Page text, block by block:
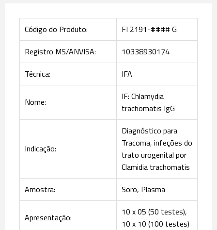
Código do Produto:
FI 2191-#### G
Registro MS/ANVISA:
10338930174
Técnica:
IFA
Nome:
IF: Chlamydia
trachomatis IgG
Indicação:
Diagnóstico para
Tracoma, infeções do
trato urogenital por
Clamidia trachomatis
Amostra:
Soro, Plasma
Apresentação:
10 x 05 (50 testes),
10 x 10 (100 testes)